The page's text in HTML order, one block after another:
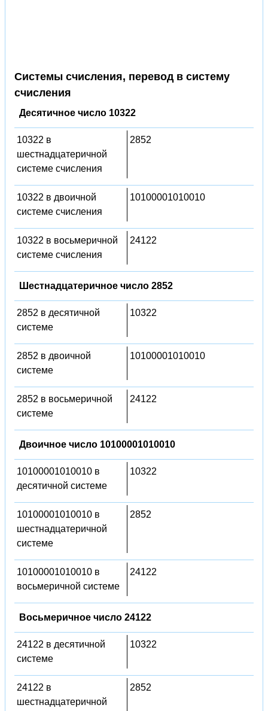
Системы счисления, перевод в систему
счисления
Десятичное число 10322
10322 в
шестнадцатеричной
системе счисления
2852
10322 в двоичной
системе счисления
10100001010010
10322 в восьмеричной
системе счисления
24122
Шестнадцатеричное число 2852
2852 в десятичной
системе
10322
2852 в двоичной
системе
10100001010010
2852 в восьмеричной
системе
24122
Двоичное число 10100001010010
10100001010010 в
десятичной системе
10322
10100001010010 в
шестнадцатеричной
системе
2852
10100001010010 в
восьмеричной системе
24122
Восьмеричное число 24122
24122 в десятичной
системе
10322
24122 в
шестнадцатеричной
2852